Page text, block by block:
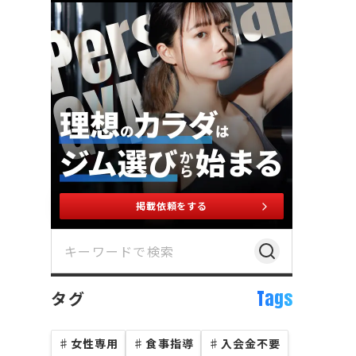
掲載依頼をする
タグ Tags
♯ 女性専用 ♯ 食事指導 ♯ 入会金不要